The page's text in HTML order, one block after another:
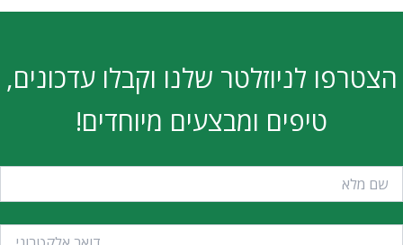
הצטרפו לניוזלטר שלנו וקבלו עדכונים,
טיפים ומבצעים מיוחדים!